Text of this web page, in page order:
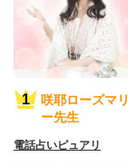
咲耶ローズマリ
ー先生
電話占いピュアリ